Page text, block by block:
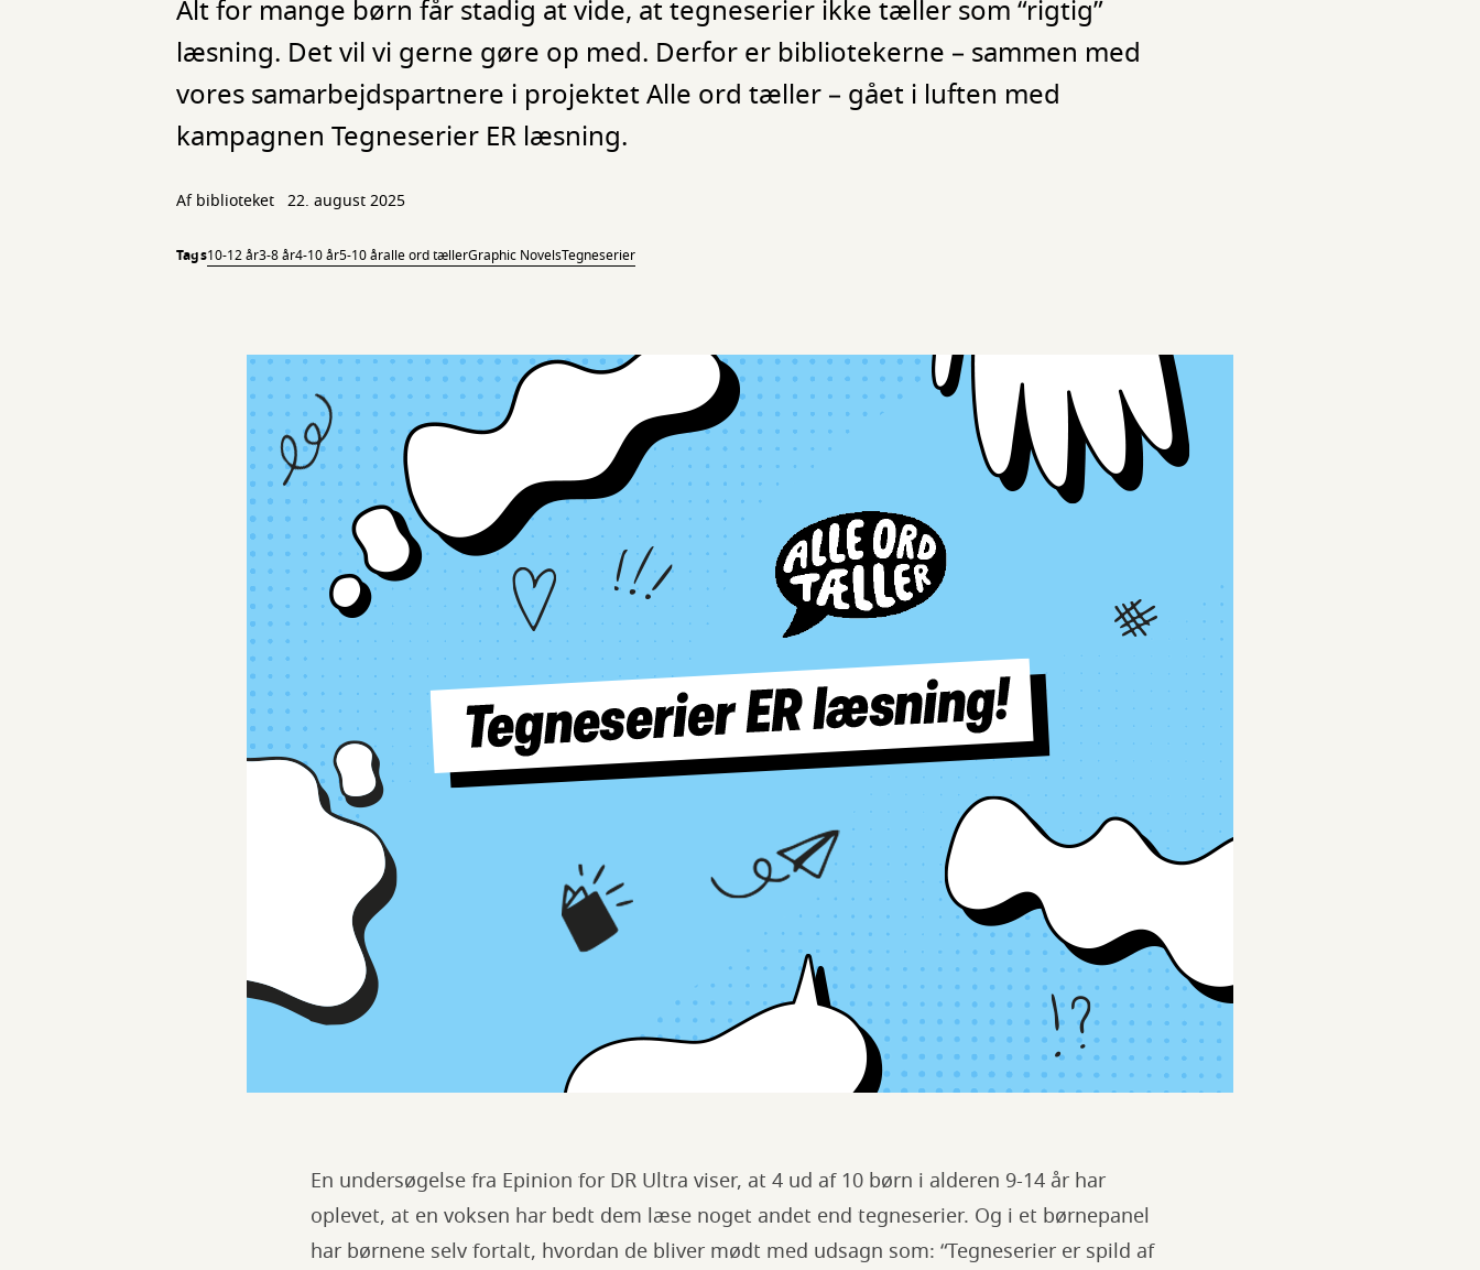
Alt for mange børn får stadig at vide, at tegneserier ikke tæller som “rigtig”
læsning. Det vil vi gerne gøre op med. Derfor er bibliotekerne – sammen med
vores samarbejdspartnere i projektet Alle ord tæller – gået i luften med
kampagnen Tegneserier ER læsning.
Af biblioteket 22. august 2025
Tags10-12 år3-8 år4-10 år5-10 åralle ord tællerGraphic NovelsTegneserier
En undersøgelse fra Epinion for DR Ultra viser, at 4 ud af 10 børn i alderen 9-14 år har
oplevet, at en voksen har bedt dem læse noget andet end tegneserier. Og i et børnepanel
har børnene selv fortalt, hvordan de bliver mødt med udsagn som: “Tegneserier er spild af